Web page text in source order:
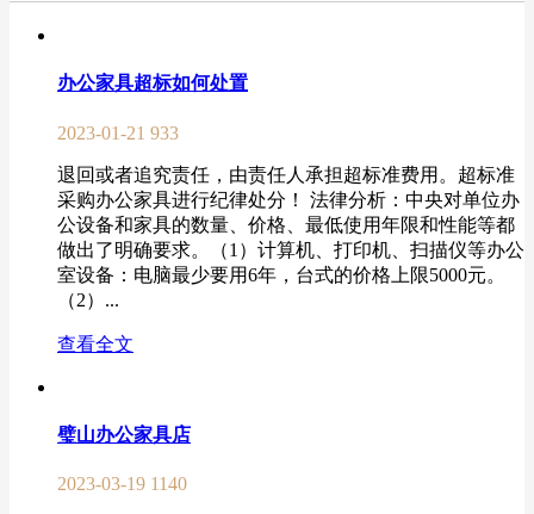
办公家具超标如何处置
2023-01-21 933
退回或者追究责任，由责任人承担超标准费用。超标准
采购办公家具进行纪律处分！ 法律分析：中央对单位办
公设备和家具的数量、价格、最低使用年限和性能等都
做出了明确要求。（1）计算机、打印机、扫描仪等办公
室设备：电脑最少要用6年，台式的价格上限5000元。
（2）...
查看全文
璧山办公家具店
2023-03-19 1140